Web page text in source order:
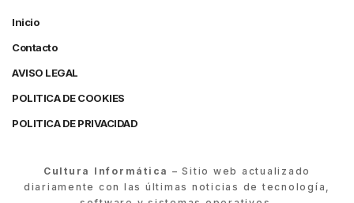
Inicio
Contacto
AVISO LEGAL
POLITICA DE COOKIES
POLITICA DE PRIVACIDAD
Cultura Informática – Sitio web actualizado
diariamente con las últimas noticias de tecnología,